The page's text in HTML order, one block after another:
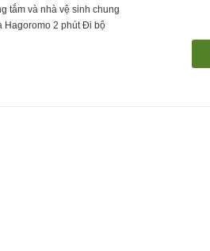
tắm và nhà vệ sinh chung
Hagoromo 2 phútĐi bộ